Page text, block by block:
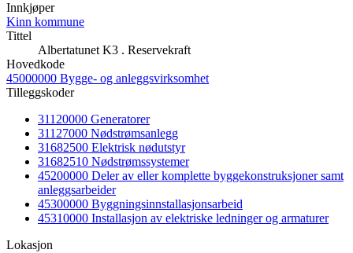
Innkjøper
Kinn kommune
Tittel
Albertatunet K3 . Reservekraft
Hovedkode
45000000 Bygge- og anleggsvirksomhet
Tilleggskoder
31120000 Generatorer
31127000 Nødstrømsanlegg
31682500 Elektrisk nødutstyr
31682510 Nødstrømssystemer
45200000 Deler av eller komplette byggekonstruksjoner samt
anleggsarbeider
45300000 Byggningsinnstallasjonsarbeid
45310000 Installasjon av elektriske ledninger og armaturer
Lokasjon